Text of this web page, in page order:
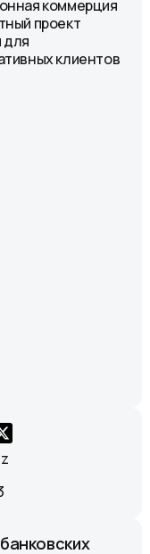
коммерция
проект
для
клиентов